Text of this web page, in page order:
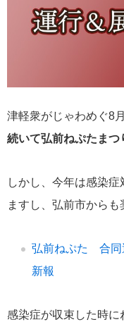
津軽衆がじゃわめぐ8
続いて弘前ねぷたまつ
しかし、今年は感染
ますし、弘前市からも
弘前ねぷた 合同
新報
感染症が収束した時に